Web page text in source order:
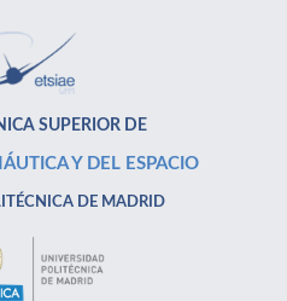
SUPERIOR DE
Y DEL ESPACIO
DE MADRID